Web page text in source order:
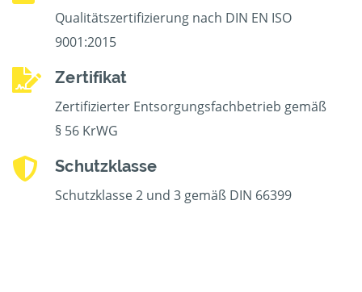
Qualitätszertifizierung nach DIN EN ISO
9001:2015
Zertifikat
Zertifizierter Entsorgungsfachbetrieb gemäß
§ 56 KrWG
Schutzklasse
Schutzklasse 2 und 3 gemäß DIN 66399